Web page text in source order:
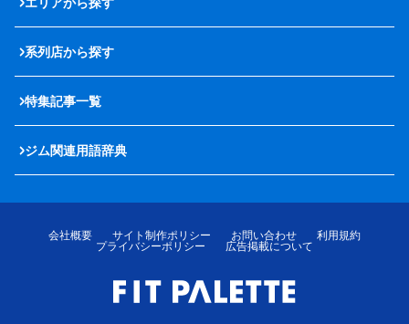
系列店から探す
特集記事一覧
ジム関連用語辞典
会社概要 サイト制作ポリシー お問い合わせ
利用規約
プライバシーポリシー
広告掲載について